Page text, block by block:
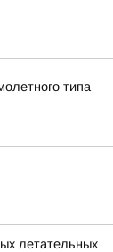
типа
летательных